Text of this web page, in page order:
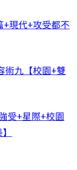
+現代+攻受都不
術九【校園+雙
受+星際+校園